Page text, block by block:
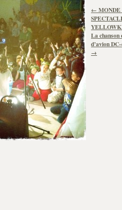
← MONDE
La chanson
d’avion
→